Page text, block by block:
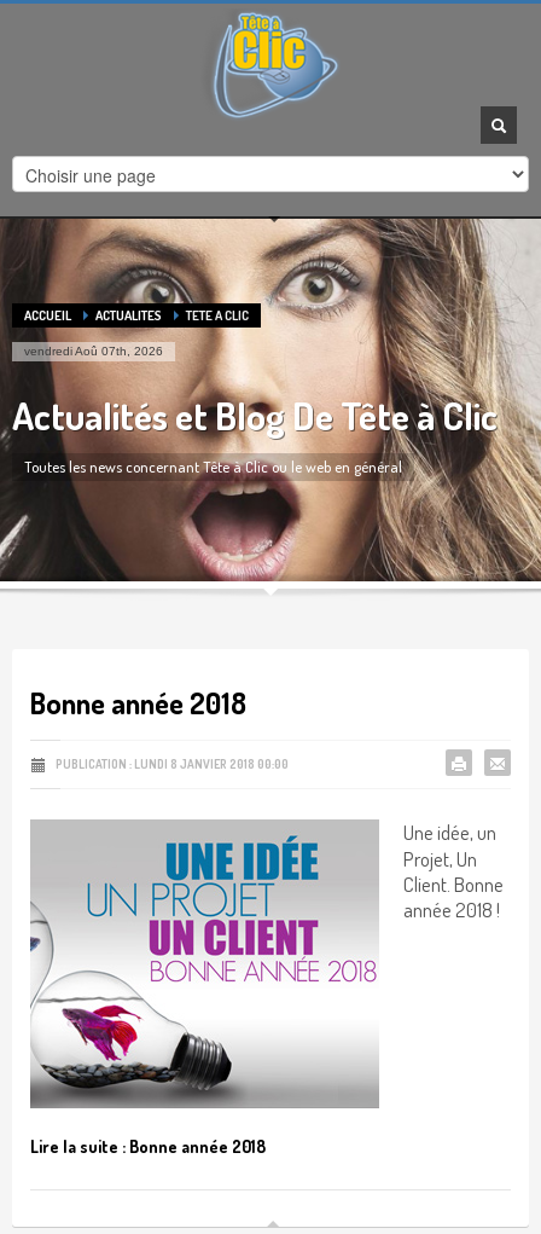
HEURES D'OUVERTURE
ACCUEIL ACTUALITES TETE A CLIC
vendredi Aoû 07th, 2026
Actualités et Blog De Tête à Clic
Toutes les news concernant Tête à Clic ou le web en général
Bonne année 2018
PUBLICATION : LUNDI 8 JANVIER 2018 00:00
Une idée, un
Projet, Un
Client. Bonne
année 2018 !
Lire la suite : Bonne année 2018